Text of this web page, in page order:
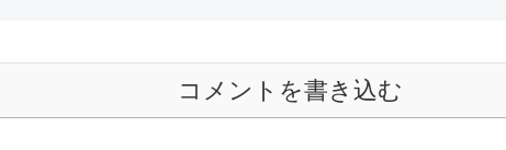
コメントを書き込む